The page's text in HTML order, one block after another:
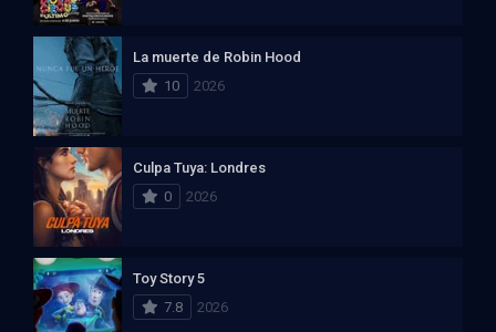
La muerte de Robin Hood
10
2026
Culpa Tuya: Londres
0
2026
Toy Story 5
7.8
2026